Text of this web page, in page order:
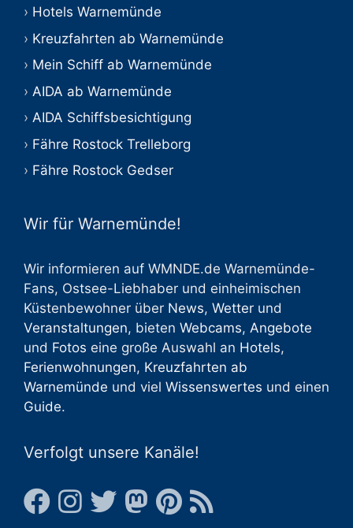
Hotels Warnemünde
Kreuzfahrten ab Warnemünde
Mein Schiff ab Warnemünde
AIDA ab Warnemünde
AIDA Schiffsbesichtigung
Fähre Rostock Trelleborg
Fähre Rostock Gedser
Wir für Warnemünde!
Wir informieren auf WMNDE.de Warnemünde-
Fans, Ostsee-Liebhaber und einheimischen
Küstenbewohner über News, Wetter und
Veranstaltungen, bieten Webcams, Angebote
und Fotos eine große Auswahl an Hotels,
Ferienwohnungen, Kreuzfahrten ab
Warnemünde und viel Wissenswertes und einen
Guide.
Verfolgt unsere Kanäle!